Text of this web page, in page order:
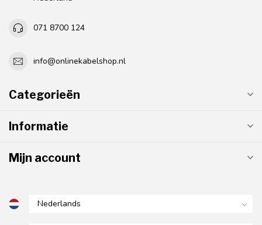
071 8700 124
info@onlinekabelshop.nl
Categorieën
Informatie
Mijn account